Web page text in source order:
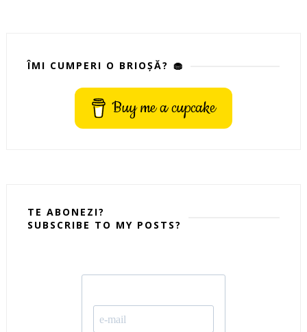
ÎMI CUMPERI O BRIOȘĂ? 🧁
Buy me a cupcake
TE ABONEZI?
SUBSCRIBE TO MY POSTS?